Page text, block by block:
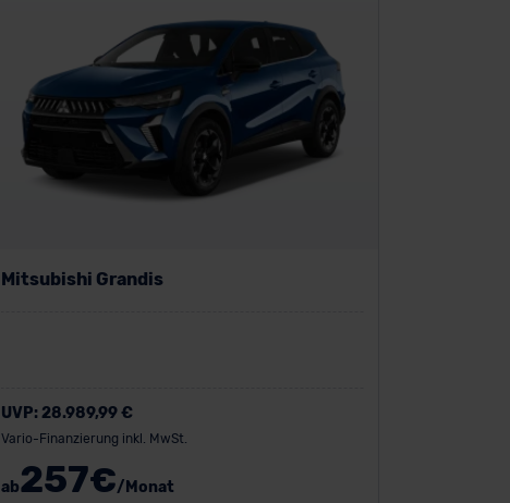
Mitsubishi Grandis
UVP:28.989,99 €
Vario-Finanzierung inkl. MwSt.
ab257€/Monat